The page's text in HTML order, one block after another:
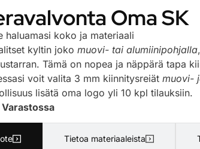
Oma SK
haluamasi koko ja materiaali
kyltin joko muovi- tai alumiinipohjalla
Tämä on nopea ja näppärä tapa
voit valita 3 mm kiinnitysreiät muovi-
lisätä oma logo yli 10 kpl tilauksiin.
Varastossa
Tietoa materiaaleista